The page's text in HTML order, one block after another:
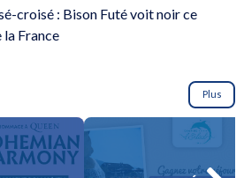
croisé : Bison Futé voit noir ce
la France
Plus